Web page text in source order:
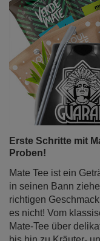
Erste Schritte mit
Proben!
Mate Tee ist ein
in seinen Bann
richtigen
es nicht! Vom
Mate-Tee über
bis hin zu Kräuter-
überraschenden
das alles
Mate-Reise
Proben in